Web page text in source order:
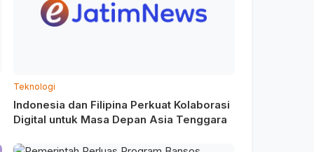
Teknologi
Indonesia dan Filipina Perkuat Kolaborasi
Digital untuk Masa Depan Asia Tenggara